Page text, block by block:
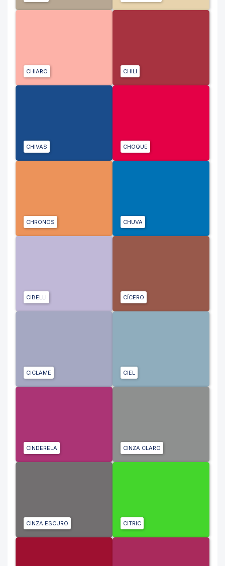
CHIARO CHILI
CHIVAS CHOQUE
CHRONOS CHUVA
CIBELLI CÍCERO
CICLAME CIEL
CINDERELA CINZA CLARO
CINZA ESCURO CITRIC